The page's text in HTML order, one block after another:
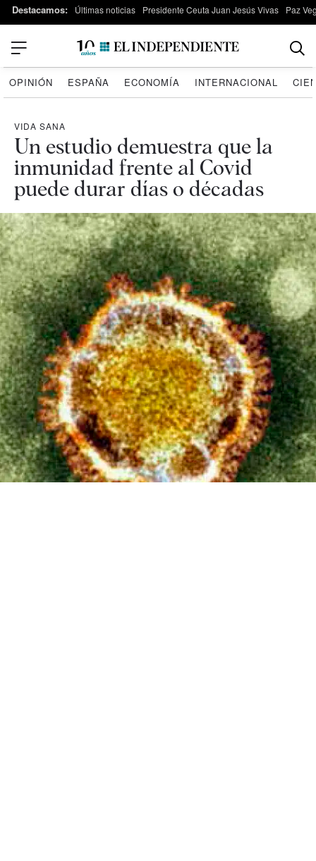
Destacamos: Últimas noticias Presidente Ceuta Juan Jesús Vivas Paz
OPINIÓN ESPAÑA ECONOMÍA INTERNACIONAL
VIDA SANA
Un estudio demuestra que la
inmunidad frente al Covid
puede durar días o décadas